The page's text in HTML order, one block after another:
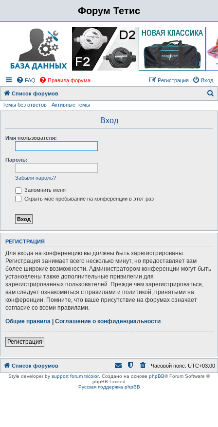
Форум Тетис
FAQ Правила форума Вход
Регистрация
Список форумов
Темы без ответов Активные темы
Вход
Имя пользователя:
Пароль:
Забыли пароль?
Запомнить меня
Скрыть моё пребывание на конференции в этот раз
РЕГИСТРАЦИЯ
Для входа на конференцию вы должны быть зарегистрированы.
Регистрация занимает всего несколько минут, но предоставляет вам
более широкие возможности. Администратором конференции могут быть
установлены также дополнительные привилегии для
зарегистрированных пользователей. Прежде чем зарегистрироваться,
вам следует ознакомиться с правилами и политикой, принятыми на
конференции. Помните, что ваше присутствие на форумах означает
согласие со всеми правилами.
Общие правила | Соглашение о конфиденциальности
Регистрация
Список форумов Часовой пояс: UTC+03:00
Style developer by support forum tricolor, Создано на основе phpBB® Forum Software ©
phpBB Limited
Русская поддержка phpBB